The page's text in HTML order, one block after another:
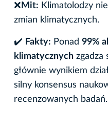
❌ Mit: Klimatolodzy
zmian klimatycznych.
✔️ Fakty: Ponad 99%
klimatycznych zgadza
głównie wynikiem
silny konsensus
recenzowanych badań.